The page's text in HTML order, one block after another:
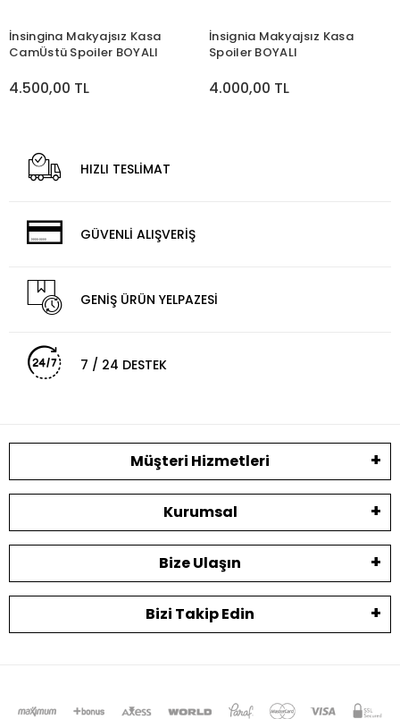
İnsingina Makyajsız Kasa
CamÜstü Spoiler BOYALI
4.500,00 TL
İnsignia Makyajsız Kasa
Spoiler BOYALI
4.000,00 TL
HIZLI TESLİMAT
GÜVENLİ ALIŞVERİŞ
GENİŞ ÜRÜN YELPAZESİ
7 / 24 DESTEK
Müşteri Hizmetleri
Kurumsal
Bize Ulaşın
Bizi Takip Edin